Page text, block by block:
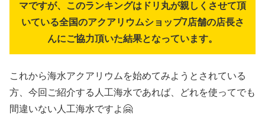
マですが、このランキングはドリ丸が親しくさせて頂
いている全国のアクアリウムショップ7店舗の店長さ
んにご協力頂いた結果となっています。
これから海水アクアリウムを始めてみようとされている
方、今回ご紹介する人工海水であれば、どれを使ってでも
間違いない人工海水ですよ🤗